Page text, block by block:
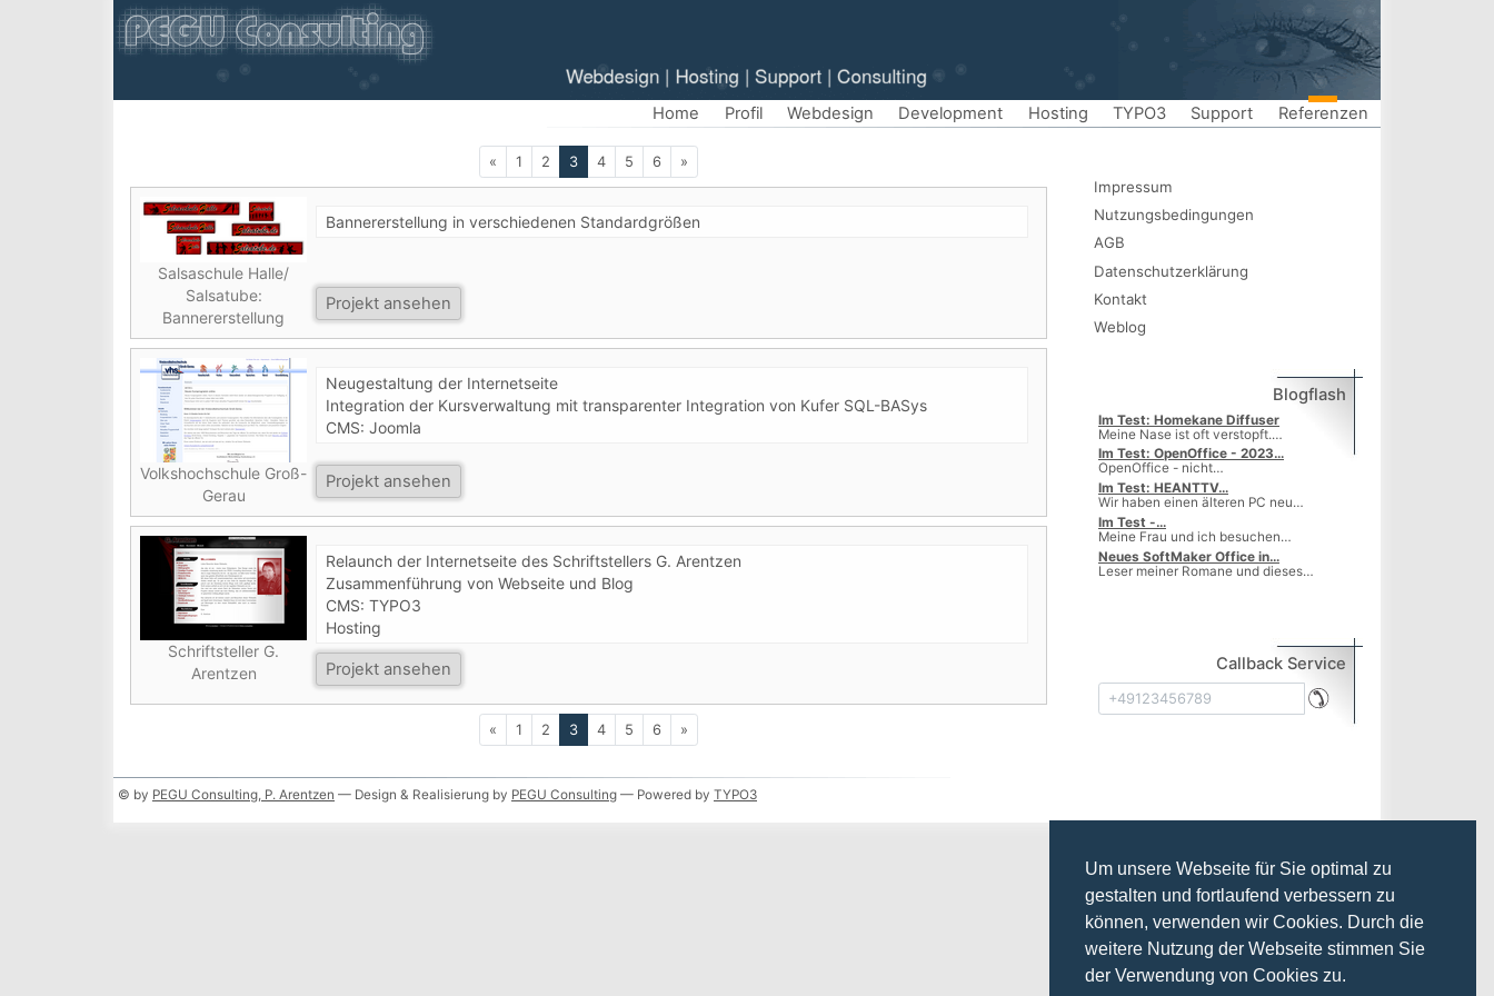
Um unsere Webseite für Sie optimal zu
gestalten und fortlaufend verbessern zu
können, verwenden wir Cookies. Durch die
weitere Nutzung der Webseite stimmen Sie
der Verwendung von Cookies zu.
Home Profil Webdesign Development Hosting TYPO3 Support Referenzen
« 1 2 3(aktuelle)
4 5 6 »
Salsaschule Halle/
Salsatube:
Bannererstellung
Bannererstellung in verschiedenen Standardgrößen
Projekt ansehen
Volkshochschule Groß-
Gerau
Neugestaltung der Internetseite
Integration der Kursverwaltung mit transparenter Integration von Kufer SQL-BASys
CMS: Joomla
Projekt ansehen
Schriftsteller G.
Arentzen
Relaunch der Internetseite des Schriftstellers G. Arentzen
Zusammenführung von Webseite und Blog
CMS: TYPO3
Hosting
Projekt ansehen
« 1 2 3(aktuelle)
4 5 6 »
Impressum
Nutzungsbedingungen
AGB
Datenschutzerklärung
Kontakt
Weblog
Blogflash
Im Test: Homekane Diffuser
Meine Nase ist oft verstopft.…
Im Test: OpenOffice - 2023…
OpenOffice - nicht…
Im Test: HEANTTV…
Wir haben einen älteren PC neu…
Im Test -…
Meine Frau und ich besuchen…
Neues SoftMaker Office in…
Leser meiner Romane und dieses…
Callback Service
Absenden
© by PEGU Consulting, P. Arentzen — Design & Realisierung by PEGU Consulting — Powered by TYPO3